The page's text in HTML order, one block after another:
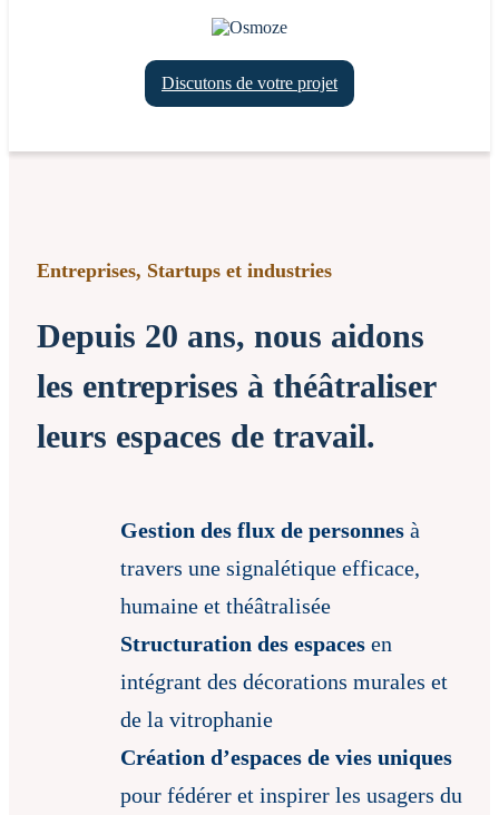
Discutons de votre projet
Entreprises, Startups et industries
Depuis 20 ans, nous aidons
les entreprises à théâtraliser
leurs espaces de travail.
Gestion des flux de personnes à
travers une signalétique efficace,
humaine et théâtralisée
Structuration des espaces en
intégrant des décorations murales et
de la vitrophanie
Création d’espaces de vies uniques
pour fédérer et inspirer les usagers du